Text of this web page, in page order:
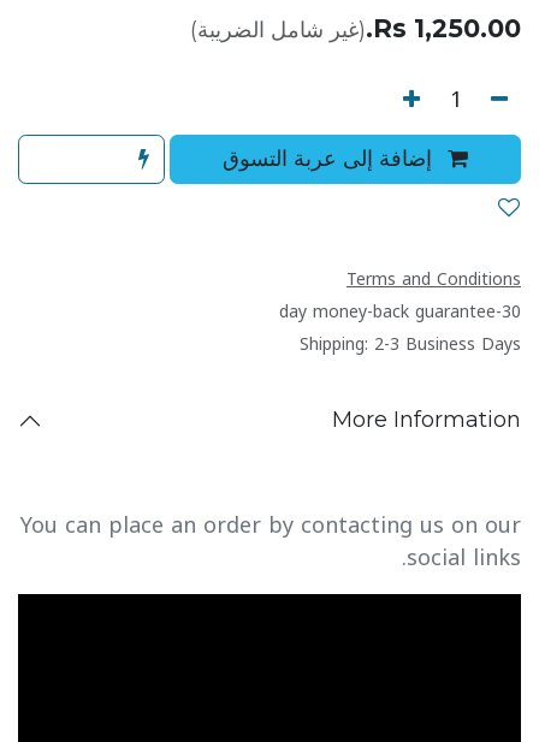
1,250.00 (غير شامل الضريبة)
إضافة إلى عربة التسوق
Terms and Conditions
30-day money-back guarantee
Shipping: 2-3 Business Days
More Information
You can place an order by contacting us on our
social links.